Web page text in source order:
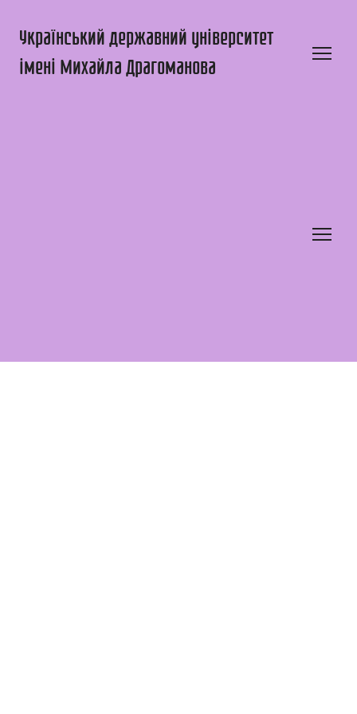
Український державний університет
імені Михайла Драгоманова